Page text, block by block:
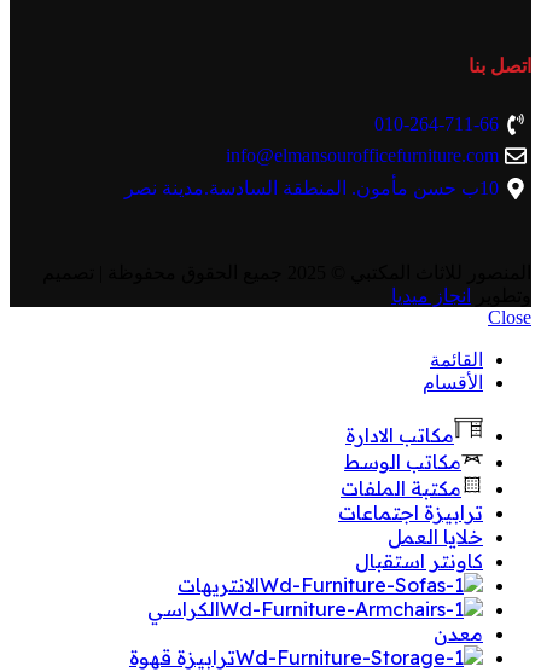
اتصل بنا
010-264-711-66
info@elmansourofficefurniture.com
10ب حسن مأمون. المنطقة السادسة.مدينة نصر
انجاز ميديا
Close
القائمة
الأقسام
مكاتب الادارة
مكاتب الوسط
مكتبة الملفات
ترابيزة اجتماعات
خلايا العمل
كاونتر استقبال
الانتريهات
الكراسي
معدن
ترابيزة قهوة